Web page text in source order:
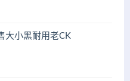
大小黑耐用老CK